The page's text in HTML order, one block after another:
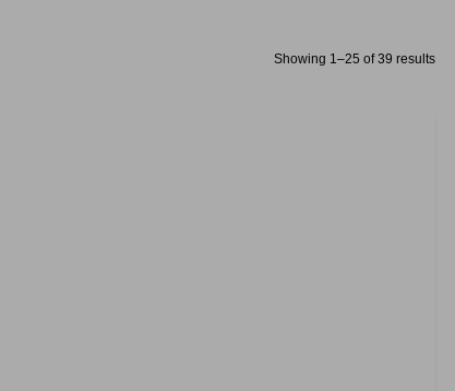
Showing 1–25 of 39 results